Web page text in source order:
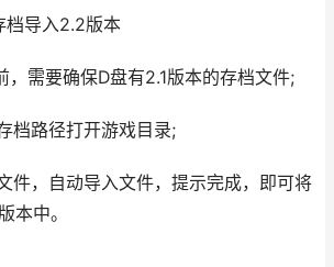
档导入2.2版本
，需要确保D盘有2.1版本的存档文件;
档路径打开游戏目录;
件，自动导入文件，提示完成，即可将
本中。